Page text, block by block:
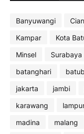
Banyuwangi
Kampar
Kota
Minsel
Surabaya
batanghari
jakarta
jambi
karawang
madina
malang